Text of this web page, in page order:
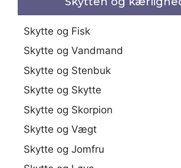
Skytte og Fisk
Skytte og Vandmand
Skytte og Stenbuk
Skytte og Skytte
Skytte og Skorpion
Skytte og Vægt
Skytte og Jomfru